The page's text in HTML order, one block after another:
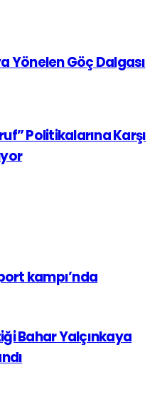
Yönelen Göç Dalgası
Politikalarına Karşı
kampı’nda
Bahar Yalçınkaya